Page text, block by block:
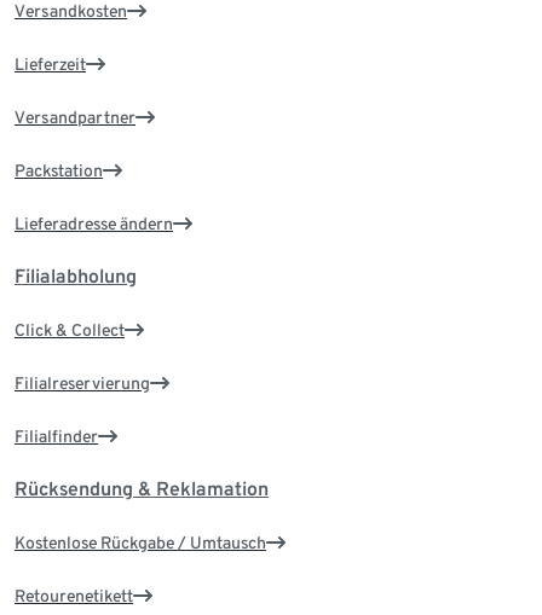
Versandkosten
Lieferzeit
Versandpartner
Packstation
Lieferadresse ändern
Filialabholung
Click & Collect
Filialreservierung
Filialfinder
Rücksendung & Reklamation
Kostenlose Rückgabe / Umtausch
Retourenetikett